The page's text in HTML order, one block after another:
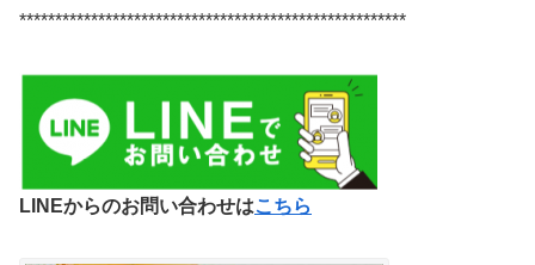
******************************************************
LINEからのお問い合わせはこちら